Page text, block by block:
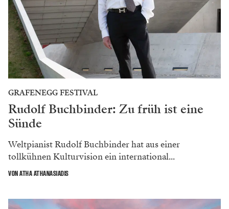
GRAFENEGG FESTIVAL
Rudolf Buchbinder: Zu früh ist eine
Sünde
Weltpianist Rudolf Buchbinder hat aus einer
tollkühnen Kulturvision ein international...
VON ATHA ATHANASIADIS